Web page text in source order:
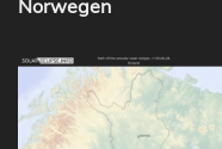
Norwegen